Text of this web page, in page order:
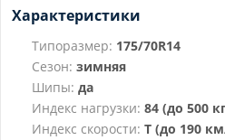
Характеристики
Типоразмер: 175/70R14
Сезон: зимняя
Шипы: да
Индекс нагрузки: 84 (до 500
Индекс скорости: T (до 190